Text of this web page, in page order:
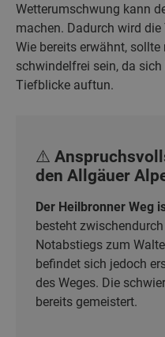
Wetterumschwung kann
machen. Dadurch wird
Wie bereits erwähnt,
schwindelfrei sein, da
Tiefblicke auftun.
⚠️
den Allgäuer
Der Heilbronner Weg
besteht
Notabstiegs zum
befindet sich jedoch
des Weges. Die
bereits gemeistert.